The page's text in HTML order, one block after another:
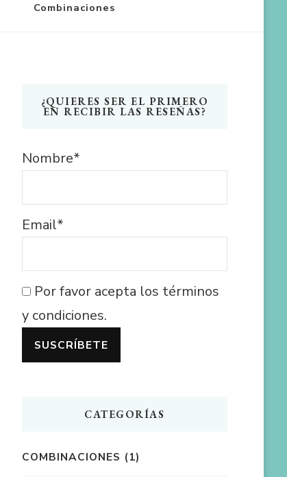
Combinaciones
¿QUIERES SER EL PRIMERO
EN RECIBIR LAS RESEÑAS?
Nombre*
Email*
Por favor acepta los términos
y condiciones.
CATEGORÍAS
COMBINACIONES (1)